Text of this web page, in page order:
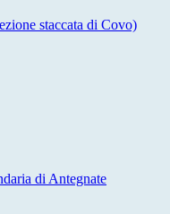
staccata di Covo)
di Antegnate